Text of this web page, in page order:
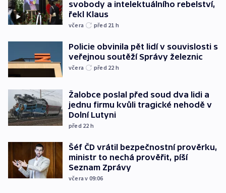
svobody a intelektuálního rebelství,
řekl Klaus
včera před 21 h
Policie obvinila pět lidí v souvislosti s
veřejnou soutěží Správy železnic
včera před 22 h
Žalobce poslal před soud dva lidi a
jednu firmu kvůli tragické nehodě v
Dolní Lutyni
před 22 h
Šéf ČD vrátil bezpečnostní prověrku,
ministr to nechá prověřit, píší
Seznam Zprávy
včera v 09:06